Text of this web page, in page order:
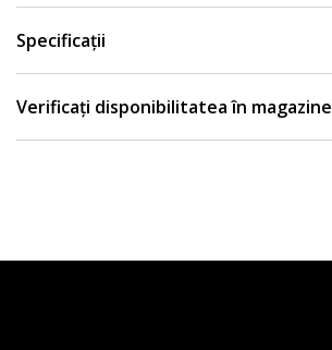
Specificații
Verificați disponibilitatea în magazine